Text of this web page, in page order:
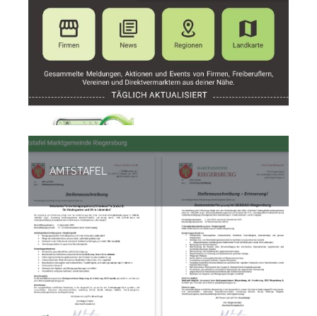
AMTSTAFEL